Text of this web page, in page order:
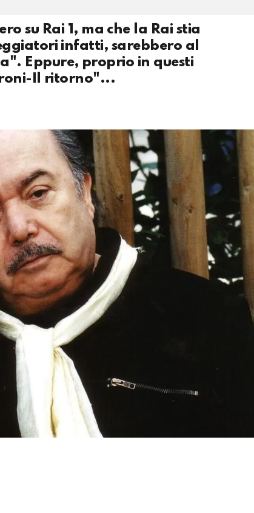
su Rai 1, ma che la Rai stia
infatti, sarebbero al
Eppure, proprio in questi
Il ritorno"...